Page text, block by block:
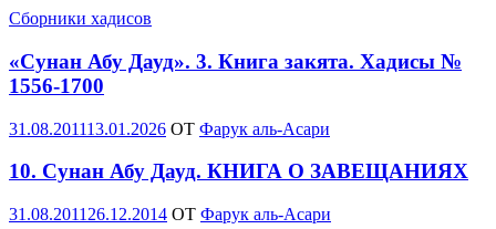
Сборники хадисов
«Сунан Абу Дауд». 3. Книга закята. Хадисы №
1556-1700
Опубликовано
31.08.201113.01.2026 OT Фарук аль-Асари
10. Сунан Абу Дауд. КНИГА О ЗАВЕЩАНИЯХ
Опубликовано
31.08.2011 26.12.2014 OT Фарук аль-Асари